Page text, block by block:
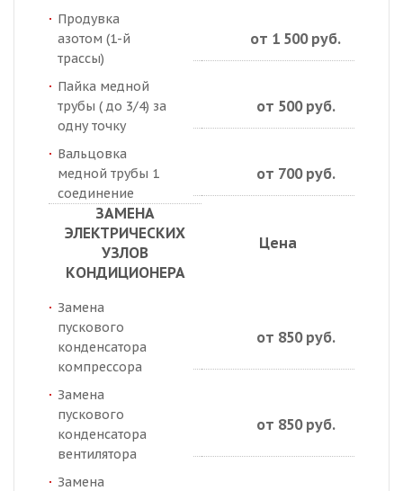
Продувка
азотом (1-й
трассы)
от 1 500 руб.
Пайка медной
трубы ( до 3/4) за
одну точку
от 500 руб.
Вальцовка
медной трубы 1
соединение
от 700 руб.
ЗАМЕНА
ЭЛЕКТРИЧЕСКИХ
УЗЛОВ
КОНДИЦИОНЕРА
Цена
Замена
пускового
конденсатора
компрессора
от 850 руб.
Замена
пускового
конденсатора
вентилятора
от 850 руб.
Замена